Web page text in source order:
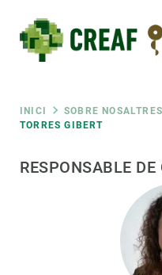
contingut
Fil
INICI SOBRE NOSALTRES
TORRES GIBERT
RESPONSABLE
RRSS